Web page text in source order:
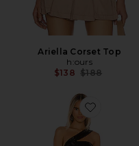
Ariella Corset Top
h:ours
$138 Previous price:
$188
Favorite